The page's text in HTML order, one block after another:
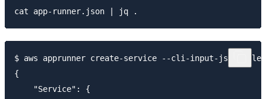
$ aws apprunner create-service --cli-input-json
{
    "Service": {